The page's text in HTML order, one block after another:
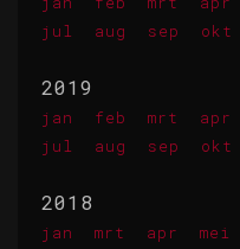
jul
aug sep okt
2019
jan feb mrt apr
jul
aug sep okt
2018
jan mrt apr mei